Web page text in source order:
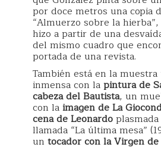
por doce metros una copia
“Almuerzo sobre la
hizo a partir de una
del mismo cuadro que
portada de una revista.
También está en la muestra
inmensa con lapintura de
cabeza del Bautista, un
con laimagen de La
cena de Leonardo
llamada “La última mesa”
un tocador con la Virgen